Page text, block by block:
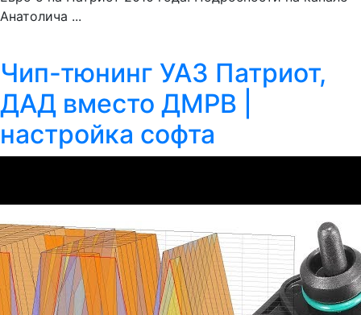
Анатолича ...
Чип-тюнинг УАЗ Патриот,
ДАД вместо ДМРВ |
настройка софта